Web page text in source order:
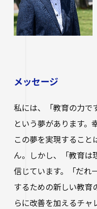
メッセージ
私には、「教育の力で
という夢があります。
この夢を実現するこ
ん。しかし、「教育は
信じています。「だれ
するための新しい教育
らに改善を加えるチャ